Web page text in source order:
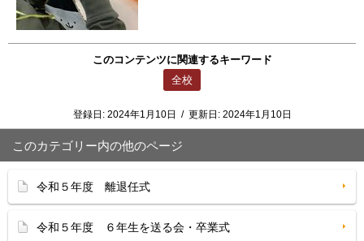
このコンテンツに関連するキーワード
全校
登録日: 2024年1月10日 / 更新日: 2024年1月10日
このカテゴリー内の他のページ
令和５年度 離退任式
令和５年度 ６年生を送る会・卒業式